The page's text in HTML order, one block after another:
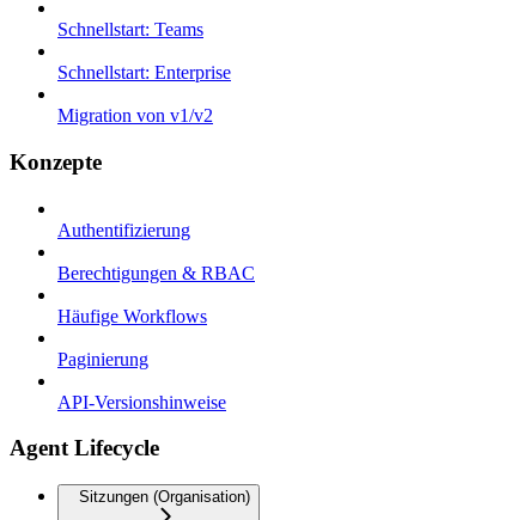
Schnellstart: Teams
Schnellstart: Enterprise
Migration von v1/v2
Konzepte
Authentifizierung
Berechtigungen & RBAC
Häufige Workflows
Paginierung
API-Versionshinweise
Agent Lifecycle
Sitzungen (Organisation)